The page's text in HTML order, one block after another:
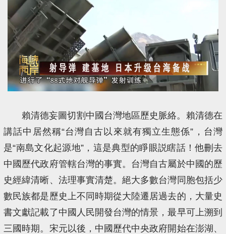
賴清德妄圖切割中國台灣地區歷史脈絡。賴清德在
講話中居然稱“台灣自古以來就有獨立生態係”，台灣
是“南島文化起源地”，這是典型的睜眼説瞎話！他刪去
中國歷代政府管轄台灣的事實。台灣自古屬於中國的歷
史經緯清晰、法理事實清楚。絕大多數台灣同胞包括少
數民族都是歷史上不同時期從大陸遷居過去的，大量史
書文獻記載了中國人民開發台灣的情景，最早可上溯到
三國時期。宋元以後，中國歷代中央政府開始在澎湖、